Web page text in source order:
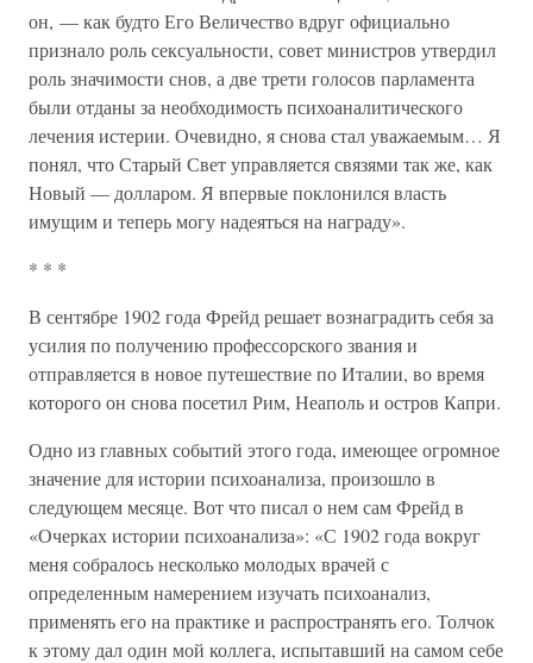
он, — как будто Его Величество вдруг официально
признало роль сексуальности, совет министров утвердил
роль значимости снов, а две трети голосов парламента
были отданы за необходимость психоаналитического
лечения истерии. Очевидно, я снова стал уважаемым… Я
понял, что Старый Свет управляется связями так же, как
Новый — долларом. Я впервые поклонился власть
имущим и теперь могу надеяться на награду».
* * *
В сентябре 1902 года Фрейд решает вознаградить себя за
усилия по получению профессорского звания и
отправляется в новое путешествие по Италии, во время
которого он снова посетил Рим, Неаполь и остров Капри.
Одно из главных событий этого года, имеющее огромное
значение для истории психоанализа, произошло в
следующем месяце. Вот что писал о нем сам Фрейд в
«Очерках истории психоанализа»: «С 1902 года вокруг
меня собралось несколько молодых врачей с
определенным намерением изучать психоанализ,
применять его на практике и распространять его. Толчок
к этому дал один мой коллега, испытавший на самом себе